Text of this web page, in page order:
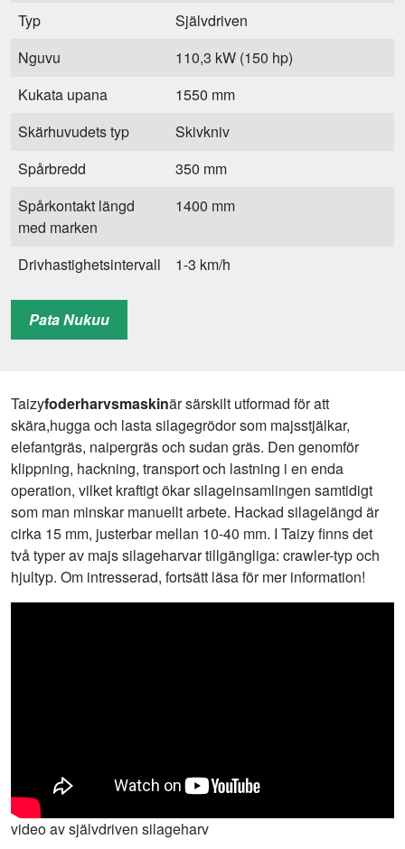
Typ
Självdriven
Nguvu
110,3 kW (150 hp)
Kukata upana
1550 mm
Skärhuvudets typ
Skivkniv
Spårbredd
350 mm
Spårkontakt längd
med marken
1400 mm
Drivhastighetsintervall
1-3 km/h
Designad skäglängd
Bin ya kuhifadhi
arbetar
Pata Nukuu
Taizyfoderharvsmaskinär särskilt utformad för att
skära,hugga och lasta silagegrödor som majsstjälkar,
elefantgräs, naipergräs och sudan gräs. Den genomför
klippning, hackning, transport och lastning i en enda
operation, vilket kraftigt ökar silageinsamlingen samtidigt
som man minskar manuellt arbete. Hackad silagelängd är
cirka 15 mm, justerbar mellan 10-40 mm. I Taizy finns det
två typer av majs silageharvar tillgängliga: crawler-typ och
hjultyp. Om intresserad, fortsätt läsa för mer information!
video av självdriven silageharv